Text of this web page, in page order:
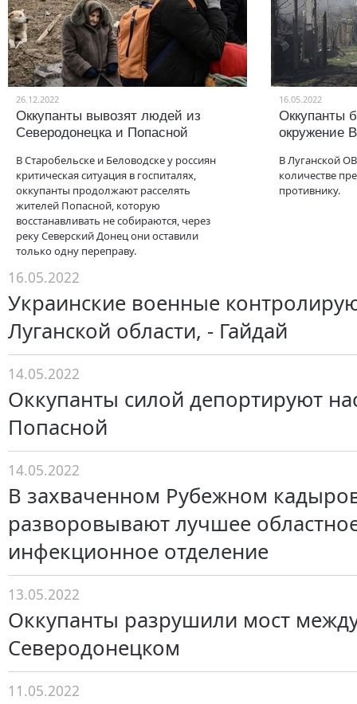
26.12.2022
Оккупанты вывозят людей из
Северодонецка и Попасной
В Старобельске и Беловодске у россиян
критическая ситуация в госпиталях,
оккупанты продолжают расселять
жителей Попасной, которую
восстанавливать не собираются, через
реку Северский Донец они оставили
только одну переправу.
16.05.2022
Оккупанты
окружение
В Луганской
количестве
противнику.
16.05.2022
Украинские военные
Луганской области, - Гайдай
14.05.2022
Оккупанты силой депортируют
Попасной
14.05.2022
В захваченном Рубежном
разворовывают лучшее
инфекционное отделение
13.05.2022
Оккупанты разрушили мост
Северодонецком
11.05.2022